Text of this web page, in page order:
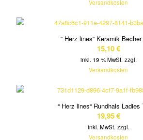
Versandkosten
“ Herz lines“ Keramik
15,10€
inkl. 19 % MwSt. zzgl.
Versandkosten
“ Herz lines“ Rundhals Ladies
19,95€
inkl. MwSt. zzgl.
Versandkosten